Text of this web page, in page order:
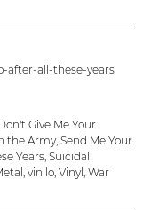
after-all-these-years
Give Me Your
the Army, Send Me Your
Years, Suicidal
, vinilo, Vinyl, War